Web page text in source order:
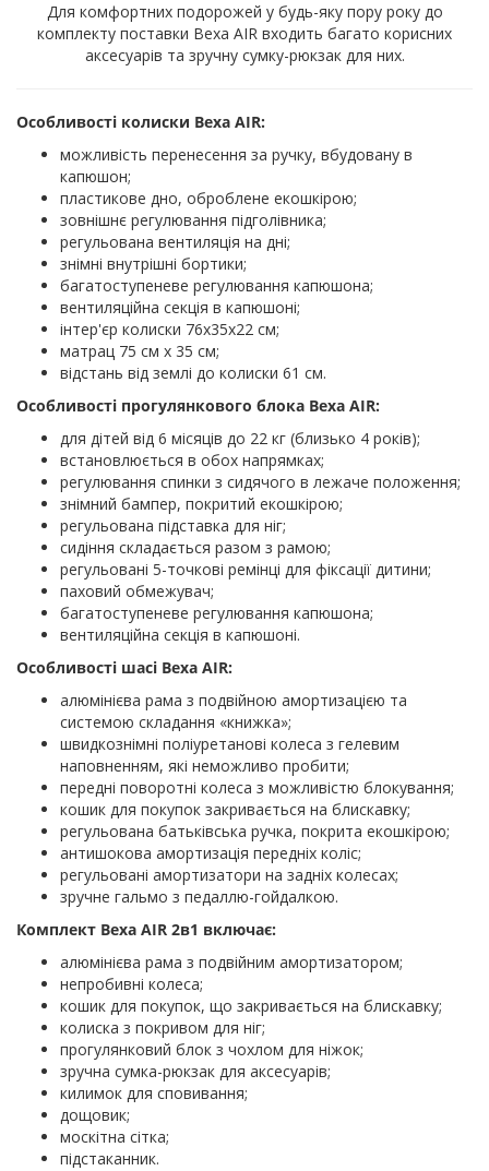
Для комфортних подорожей у будь-яку пору року до
комплекту поставки Bexa AIR входить багато корисних
аксесуарів та зручну сумку-рюкзак для них.
Особливості колиски Bexa AIR:
можливість перенесення за ручку, вбудовану в
капюшон;
пластикове дно, оброблене екошкірою;
зовнішнє регулювання підголівника;
регульована вентиляція на дні;
знімні внутрішні бортики;
багатоступеневе регулювання капюшона;
вентиляційна секція в капюшоні;
інтер'єр колиски 76х35х22 см;
матрац 75 см х 35 см;
відстань від землі до колиски 61 см.
Особливості прогулянкового блока Bexa AIR:
для дітей від 6 місяців до 22 кг (близько 4 років);
встановлюється в обох напрямках;
регулювання спинки з сидячого в лежаче положення;
знімний бампер, покритий екошкірою;
регульована підставка для ніг;
сидіння складається разом з рамою;
регульовані 5-точкові ремінці для фіксації дитини;
паховий обмежувач;
багатоступеневе регулювання капюшона;
вентиляційна секція в капюшоні.
Особливості шасі Bexa AIR:
алюмінієва рама з подвійною амортизацією та
системою складання «книжка»;
швидкознімні поліуретанові колеса з гелевим
наповненням, які неможливо пробити;
передні поворотні колеса з можливістю блокування;
кошик для покупок закривається на блискавку;
регульована батьківська ручка, покрита екошкірою;
антишокова амортизація передніх коліс;
регульовані амортизатори на задніх колесах;
зручне гальмо з педаллю-гойдалкою.
Комплект Bexa AIR 2в1 включає:
алюмінієва рама з подвійним амортизатором;
непробивні колеса;
кошик для покупок, що закривається на блискавку;
колиска з покривом для ніг;
прогулянковий блок з чохлом для ніжок;
зручна сумка-рюкзак для аксесуарів;
килимок для сповивання;
дощовик;
москітна сітка;
підстаканник.